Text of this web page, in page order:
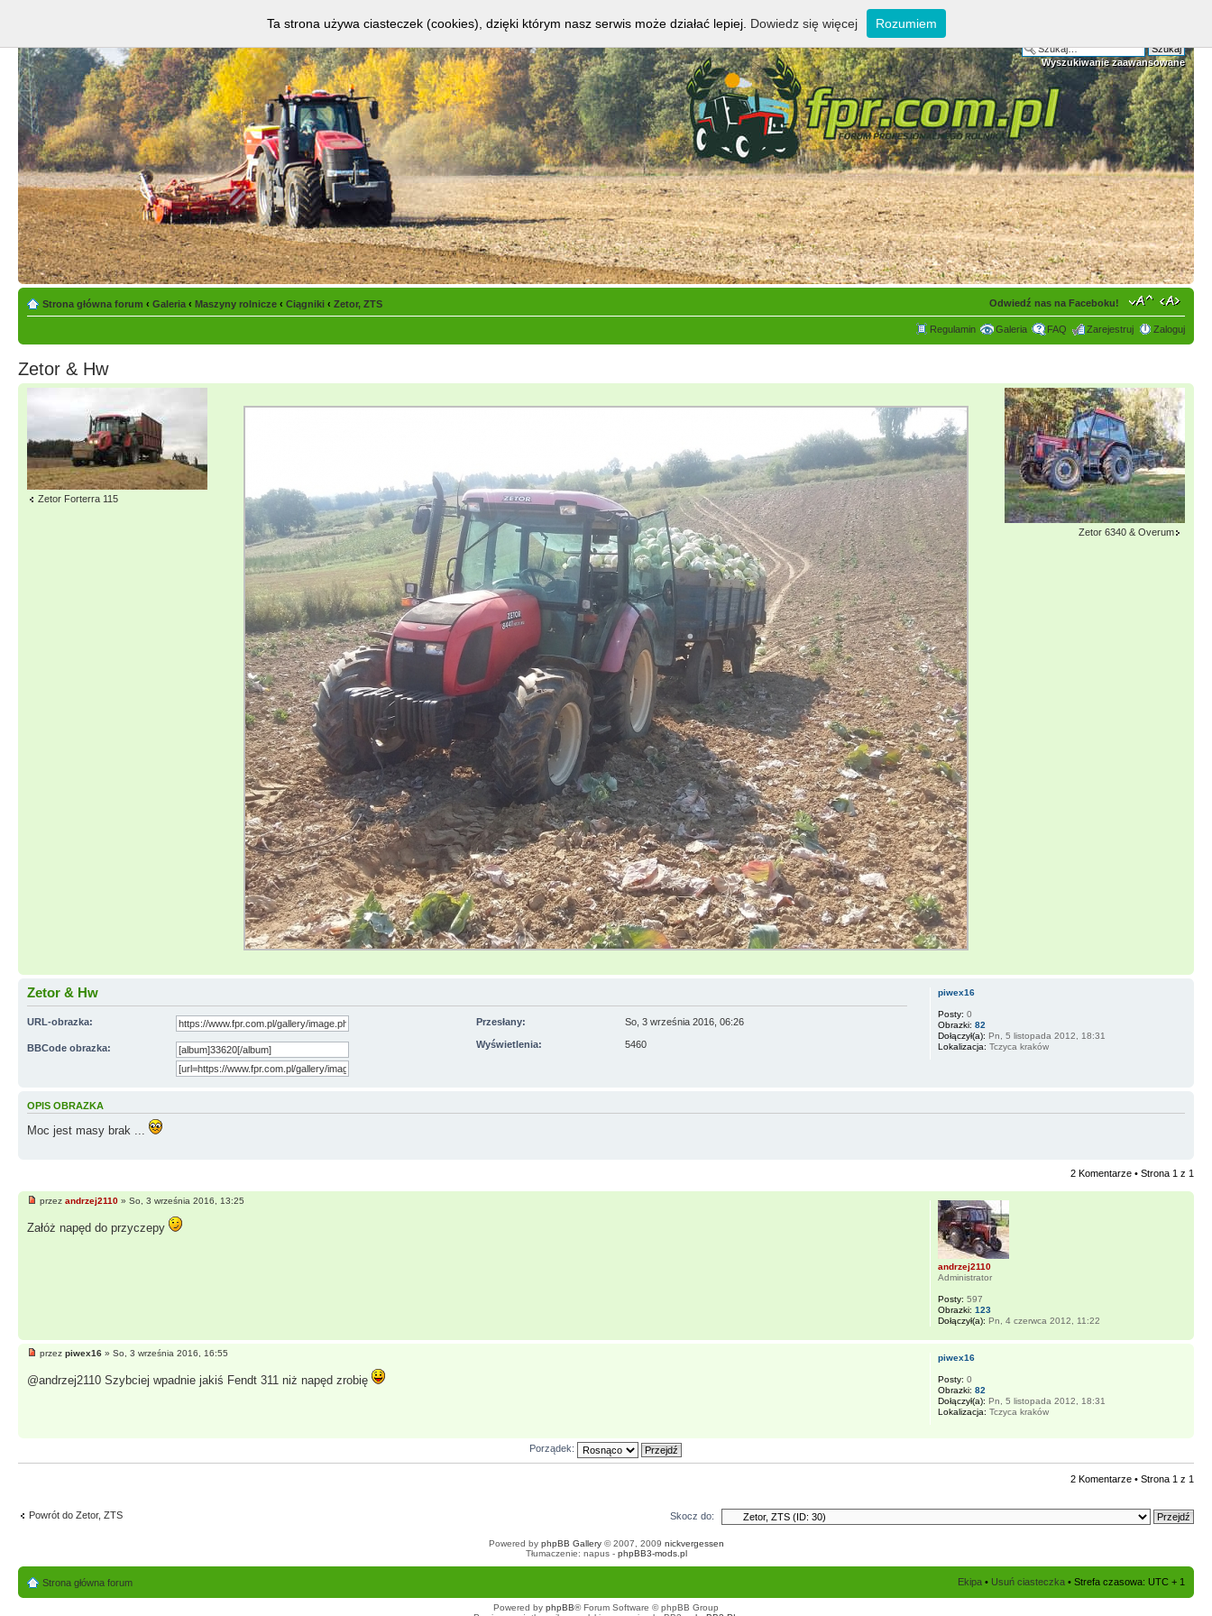
Wyszukiwanie zaawansowane
Strona główna forum ‹ Galeria ‹ Maszyny rolnicze ‹ Ciągniki ‹ Zetor, ZTS Odwiedź nas na Faceboku!
Regulamin Galeria FAQ Zarejestruj Zaloguj
Zetor & Hw
Zetor Forterra 115
Zetor 6340 & Overum
Zetor & Hw
Przesłany: So, 3 września 2016, 06:26
URL-obrazka:
Wyświetlenia: 5460
BBCode obrazka:
piwex16
Posty: 0
Obrazki: 82
Dołączył(a): Pn, 5 listopada 2012, 18:31
Lokalizacja: Tczyca kraków
OPIS OBRAZKA
Moc jest masy brak ...
2 Komentarze • Strona 1 z 1
przez andrzej2110 » So, 3 września 2016, 13:25
Załóż napęd do przyczepy
andrzej2110
Administrator
Posty: 597
Obrazki: 123
Dołączył(a): Pn, 4 czerwca 2012, 11:22
przez piwex16 » So, 3 września 2016, 16:55
@andrzej2110 Szybciej wpadnie jakiś Fendt 311 niż napęd zrobię
piwex16
Posty: 0
Obrazki: 82
Dołączył(a): Pn, 5 listopada 2012, 18:31
Lokalizacja: Tczyca kraków
Porządek:
2 Komentarze • Strona 1 z 1
Powrót do Zetor, ZTS Skocz do:
Powered by phpBB Gallery© 2007, 2009 nickvergessen
Tłumaczenie: napus - phpBB3-mods.pl
Strona główna forum Ekipa • Usuń ciasteczka • Strefa czasowa: UTC + 1
Powered by phpBB® Forum Software © phpBB Group
Ta strona używa ciasteczek (cookies), dzięki którym nasz serwis może działać lepiej. Dowiedz się więcej Rozumiem